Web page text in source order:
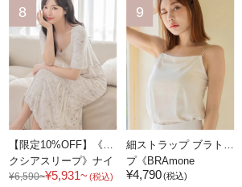
Fashion Glamorous》
ラ&ショーツ
8
【限定10%OFF】《ラ
クシアスリープ》ナイ
トブラワンピース 半袖
¥6,590~¥5,931~ (税込)
9
細ストラップ ブラトッ
プ《BRAmone
Fashion Glamorous》
¥4,790(税込)